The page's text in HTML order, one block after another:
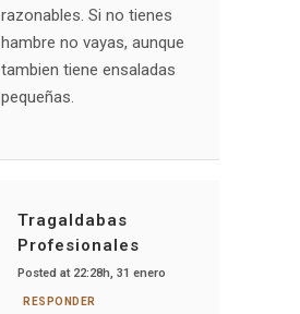
razonables. Si no tienes
hambre no vayas, aunque
tambien tiene ensaladas
pequeñas.
Tragaldabas
Profesionales
Posted at 22:28h, 31 enero
RESPONDER